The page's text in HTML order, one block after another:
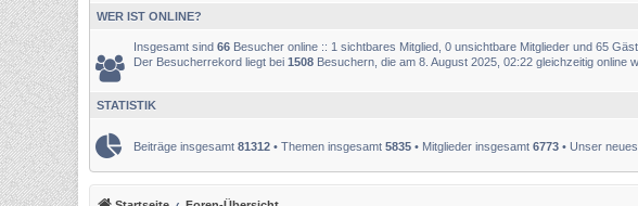
WER IST ONLINE?
Insgesamt sind 66 Besucher online :: 1 sichtbares Mitglied, 0 unsichtbare Mitglieder und 65
Der Besucherrekord liegt bei 1508 Besuchern, die am 8. August 2025, 02:22 gleichzeitig online
STATISTIK
Beiträge insgesamt 81312 • Themen insgesamt 5835 • Mitglieder insgesamt 6773 • Unser